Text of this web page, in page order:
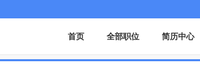
首页 全部职位 简历中心